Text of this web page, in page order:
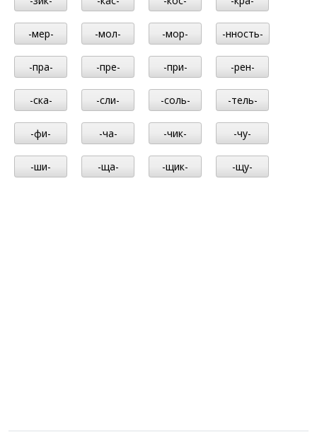
-мер- -мол- -мор- -нность-
-пра- -пре- -при- -рен-
-ска- -сли- -соль- -тель-
-фи- -ча- -чик- -чу-
-ши- -ща- -щик- -щу-